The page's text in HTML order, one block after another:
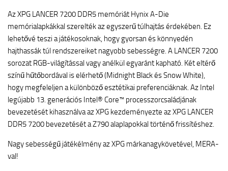
Az XPG LANCER 7200 DDR5 memóriát Hynix A-Die
memórialapkákkal szerelték az egyszerű túlhajtás érdekében. Ez
lehetővé teszi a játékosoknak, hogy gyorsan és könnyedén
hajthassák túl rendszereiket nagyobb sebességre. A LANCER 7200
sorozat RGB-világítással vagy anélkül egyaránt kapható. Két eltérő
színű hűtőbordával is elérhető (Midnight Black és Snow White),
hogy megfeleljen a különböző esztétikai preferenciáknak. Az Intel
legújabb 13. generációs Intel® Core™ processzorcsaládjának
bevezetését kihasználva az XPG kezdeményezte az XPG LANCER
DDR5 7200 bevezetését a Z790 alaplapokkal történő frissítéshez.
Nagy sebességű játékélmény az XPG márkanagykövetével, MERA-
val!